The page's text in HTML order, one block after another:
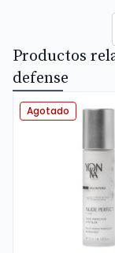
Productos
defense
Agotado